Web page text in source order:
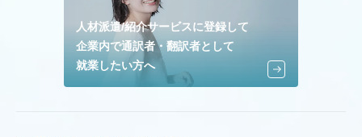
人材派遣/紹介サービスに登録して
企業内で通訳者・翻訳者として
就業したい方へ